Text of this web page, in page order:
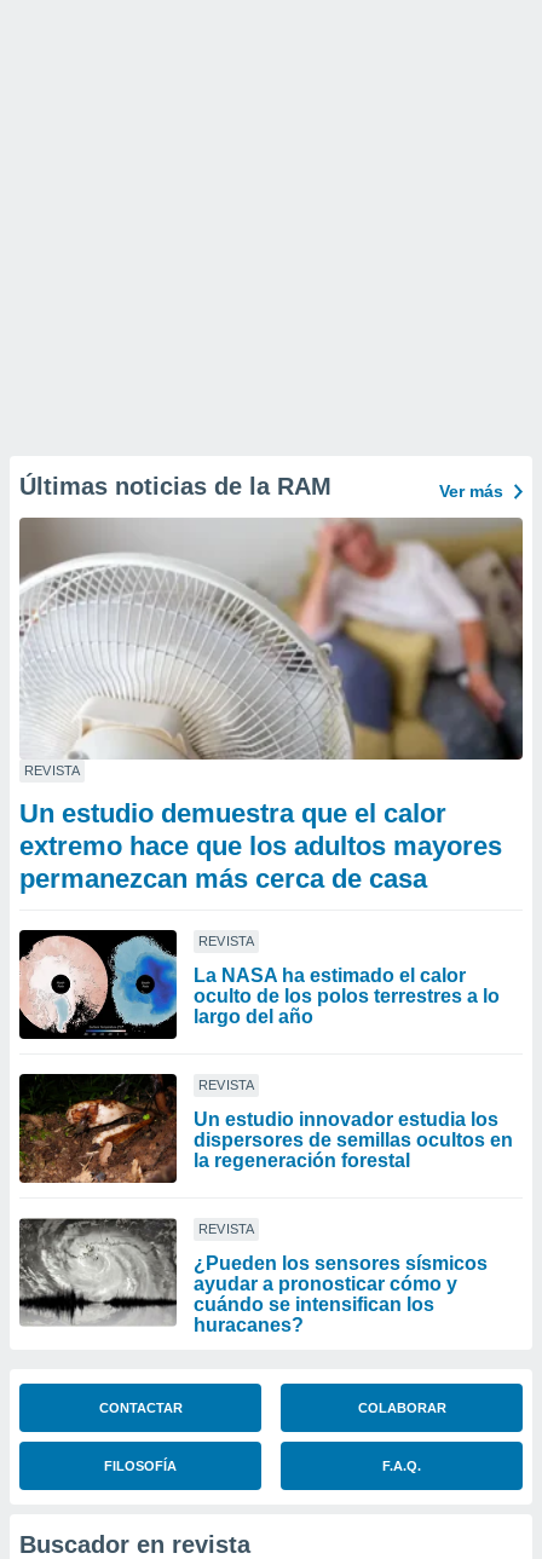
Últimas noticias de la RAM Ver más
REVISTA
Un estudio demuestra que el calor
extremo hace que los adultos mayores
permanezcan más cerca de casa
REVISTA
La NASA ha estimado el calor
oculto de los polos terrestres a lo
largo del año
REVISTA
Un estudio innovador estudia los
dispersores de semillas ocultos en
la regeneración forestal
REVISTA
¿Pueden los sensores sísmicos
ayudar a pronosticar cómo y
cuándo se intensifican los
huracanes?
CONTACTAR COLABORAR
FILOSOFÍA F.A.Q.
Buscador en revista